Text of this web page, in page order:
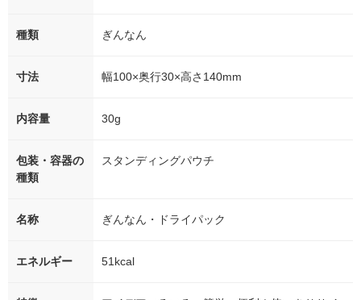
種類 ぎんなん
寸法 幅100×奥行30×高さ140mm
内容量 30g
包装・容器の
種類
スタンディングパウチ
名称 ぎんなん・ドライパック
エネルギー 51kcal